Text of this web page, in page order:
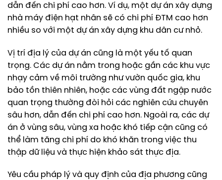
dẫn đến chi phí cao hơn. Ví dụ, một dự án xây dựng
nhà máy điện hạt nhân sẽ có chi phí ĐTM cao hơn
nhiều so với một dự án xây dựng khu dân cư nhỏ.
Vị trí địa lý của dự án cũng là một yếu tố quan
trọng. Các dự án nằm trong hoặc gần các khu vực
nhạy cảm về môi trường như vườn quốc gia, khu
bảo tồn thiên nhiên, hoặc các vùng đất ngập nước
quan trọng thường đòi hỏi các nghiên cứu chuyên
sâu hơn, dẫn đến chi phí cao hơn. Ngoài ra, các dự
án ở vùng sâu, vùng xa hoặc khó tiếp cận cũng có
thể làm tăng chi phí do khó khăn trong việc thu
thập dữ liệu và thực hiện khảo sát thực địa.
Yêu cầu pháp lý và quy định của địa phương cũng